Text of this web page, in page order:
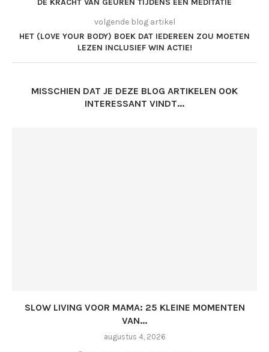
volgende blog artikel
HET (LOVE YOUR BODY) BOEK DAT IEDEREEN ZOU MOETEN
LEZEN INCLUSIEF WIN ACTIE!
MISSCHIEN DAT JE DEZE BLOG ARTIKELEN OOK
INTERESSANT VINDT...
SLOW LIVING VOOR MAMA: 25 KLEINE MOMENTEN
VAN...
augustus 4, 2026